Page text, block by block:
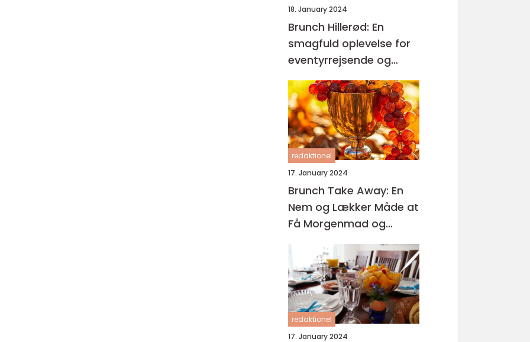
18. January 2024
Brunch Hillerød: En
smagfuld oplevelse for
eventyrrejsende og
backpackere
redaktionel
17. January 2024
Brunch Take Away: En
Nem og Lækker Måde at
Få Morgenmad og
Frokost på Farten
redaktionel
17. January 2024